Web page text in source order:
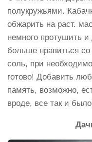
полукружьями.
обжарить на раст.
немного протушить
больше нравиться
соль, при
готово! Добавить
память, возможно,
вроде, все так и